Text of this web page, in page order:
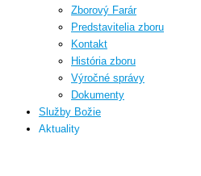
Zborový Farár
Predstavitelia zboru
Kontakt
História zboru
Výročné správy
Dokumenty
Služby Božie
Aktuality